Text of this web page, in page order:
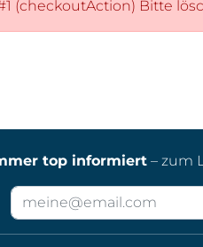
(checkoutAction) Bitte
top informiert– zum